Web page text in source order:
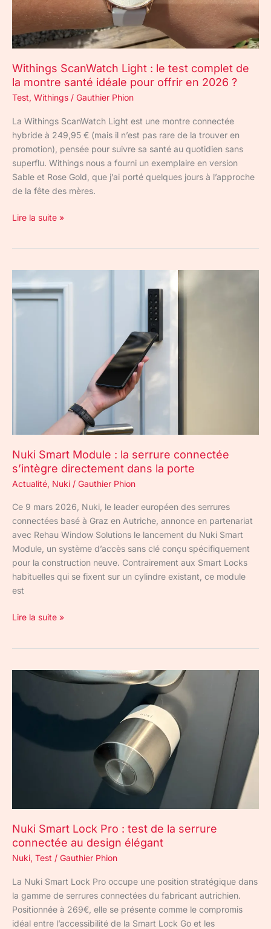
Withings ScanWatch Light : le test complet de
la montre santé idéale pour offrir en 2026 ?
Test, Withings / Gauthier Phion
La Withings ScanWatch Light est une montre connectée
hybride à 249,95 € (mais il n’est pas rare de la trouver en
promotion), pensée pour suivre sa santé au quotidien sans
superflu. Withings nous a fourni un exemplaire en version
Sable et Rose Gold, que j’ai porté quelques jours à l’approche
de la fête des mères.
de
montre
idéale
pour
offrir
2026
?
Lire la suite »
Nuki Smart Module : la serrure connectée
s’intègre directement dans la porte
Actualité, Nuki / Gauthier Phion
Ce 9 mars 2026, Nuki, le leader européen des serrures
connectées basé à Graz en Autriche, annonce en partenariat
avec Rehau Window Solutions le lancement du Nuki Smart
Module, un système d’accès sans clé conçu spécifiquement
pour la construction neuve. Contrairement aux Smart Locks
habituelles qui se fixent sur un cylindre existant, ce module
est
Smart
Module
Lire la suite »
Nuki Smart Lock Pro : test de la serrure
connectée au design élégant
Nuki, Test / Gauthier Phion
La Nuki Smart Lock Pro occupe une position stratégique dans
la gamme de serrures connectées du fabricant autrichien.
Positionnée à 269€, elle se présente comme le compromis
idéal entre l’accessibilité de la Smart Lock Go et les
Lock
design
élégant